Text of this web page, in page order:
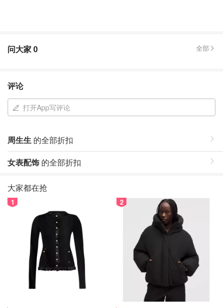
问大家0 全部
评论
打开App写评论
周生生 的全部折扣
女表配饰 的全部折扣
大家都在抢
1 2